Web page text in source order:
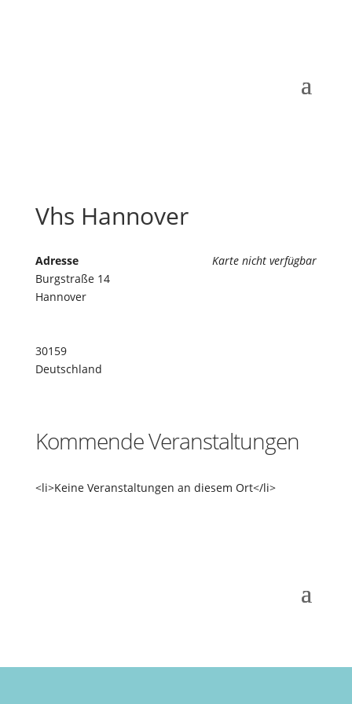
Vhs Hannover
Karte nicht verfügbar
Adresse
Burgstraße 14
Hannover
30159
Deutschland
Kommende Veranstaltungen
<li>Keine Veranstaltungen an diesem Ort</li>